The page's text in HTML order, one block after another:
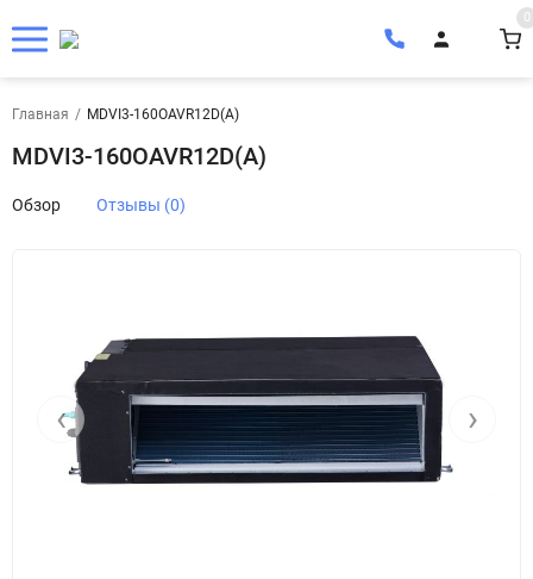
0
Главная / MDVI3-160OAVR12D(A)
MDVI3-160OAVR12D(A)
Обзор Отзывы (0)
‹ ›